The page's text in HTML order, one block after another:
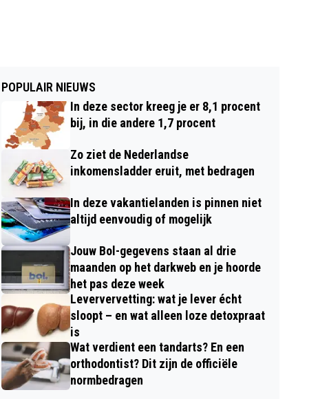
POPULAIR NIEUWS
In deze sector kreeg je er 8,1 procent
bij, in die andere 1,7 procent
Zo ziet de Nederlandse
inkomensladder eruit, met bedragen
In deze vakantielanden is pinnen niet
altijd eenvoudig of mogelijk
Jouw Bol-gegevens staan al drie
maanden op het darkweb en je hoorde
het pas deze week
Leververvetting: wat je lever écht
sloopt – en wat alleen loze detoxpraat
is
Wat verdient een tandarts? En een
orthodontist? Dit zijn de officiële
normbedragen